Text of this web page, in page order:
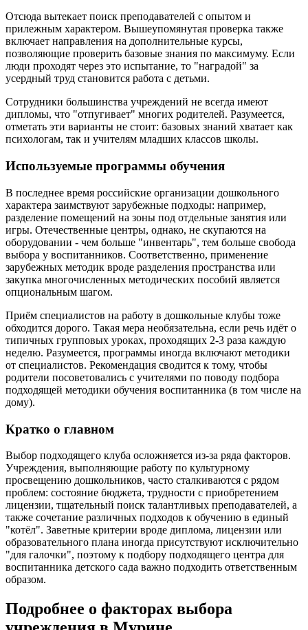
Отсюда вытекает поиск преподавателей с опытом и
прилежным характером. Вышеупомянутая проверка также
включает направления на дополнительные курсы,
позволяющие проверить базовые знания по максимуму. Если
люди проходят через это испытание, то "наградой" за
усердный труд становится работа с детьми.
Сотрудники большинства учреждений не всегда имеют
дипломы, что "отпугивает" многих родителей. Разумеется,
отметать эти варианты не стоит: базовых знаний хватает как
психологам, так и учителям младших классов школы.
Используемые программы обучения
В последнее время российские организации дошкольного
характера заимствуют зарубежные подходы: например,
разделение помещений на зоны под отдельные занятия или
игры. Отечественные центры, однако, не скупаются на
оборудовании - чем больше "инвентарь", тем больше свобода
выбора у воспитанников. Соответственно, применение
зарубежных методик вроде разделения пространства или
закупка многочисленных методических пособий является
опциональным шагом.
Приём специалистов на работу в дошкольные клубы тоже
обходится дорого. Такая мера необязательна, если речь идёт о
типичных групповых уроках, проходящих 2-3 раза каждую
неделю. Разумеется, программы иногда включают методики
от специалистов. Рекомендация сводится к тому, чтобы
родители посоветовались с учителями по поводу подбора
подходящей методики обучения воспитанника (в том числе на
дому).
Кратко о главном
Выбор подходящего клуба осложняется из-за ряда факторов.
Учреждения, выполняющие работу по культурному
просвещению дошкольников, часто сталкиваются с рядом
проблем: состояние бюджета, трудности с приобретением
лицензии, тщательный поиск талантливых преподавателей, а
также сочетание различных подходов к обучению в единый
"котёл". Заветные критерии вроде диплома, лицензии или
образовательного плана иногда присутствуют исключительно
"для галочки", поэтому к подбору подходящего центра для
воспитанника детского сада важно подходить ответственным
образом.
Подробнее о факторах выбора